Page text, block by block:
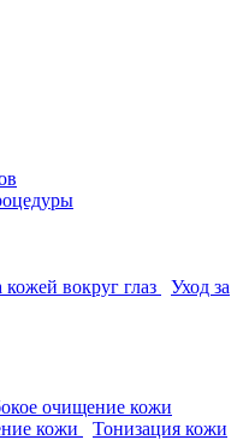
кожей вокруг глаз
Уход за
очищение кожи
кожи
Тонизация кожи